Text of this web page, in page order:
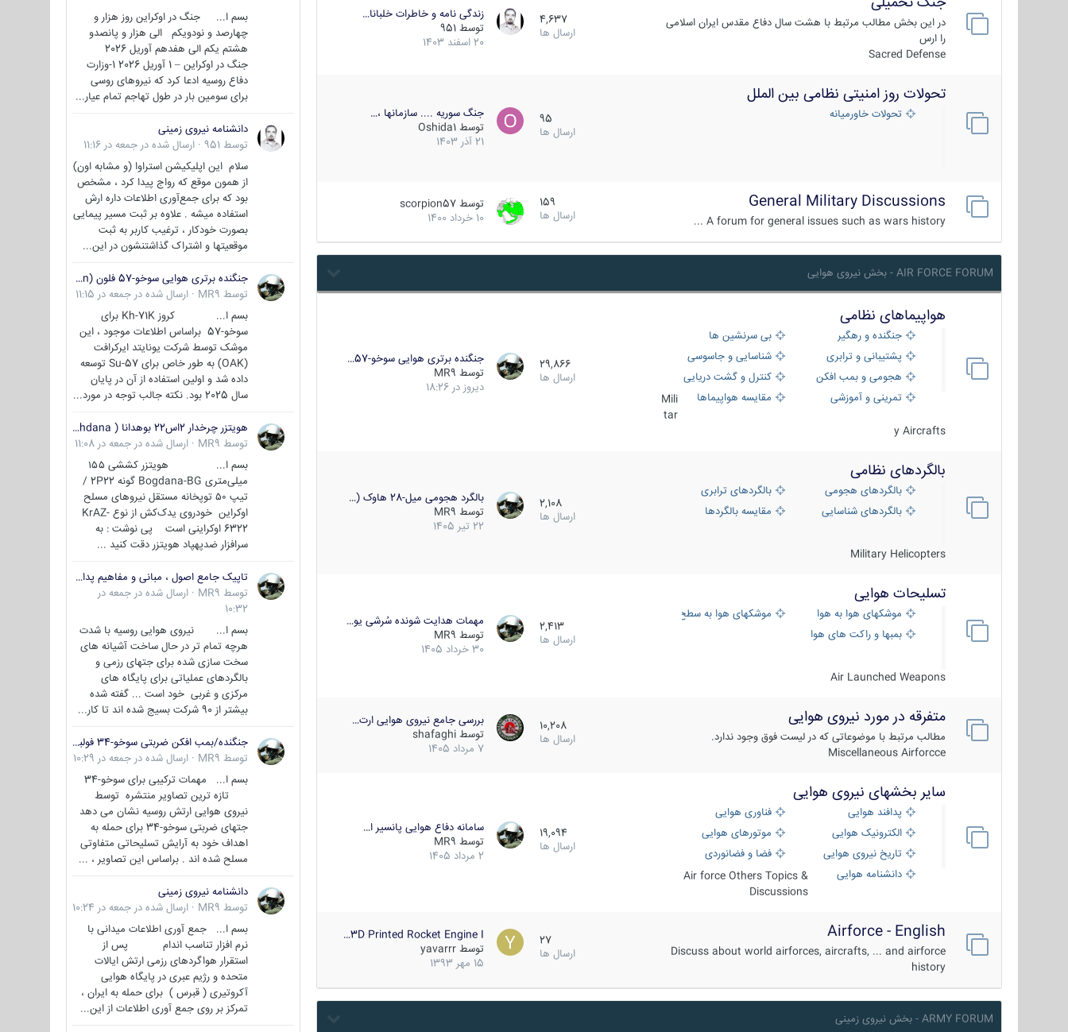
در این بخش مطالب مرتبط با هشت سال دفاع مقدس ایران اسلامی
را ارس
Sacred Defense
4,637
ارسال ها
زندگی نامه و خاطرات خلبانا…
توسط 951
20 اسفند 1403
تحولات روز امنیتی نظامی بین الملل
تحولات خاورمیانه
95
ارسال ها
جنگ سوریه .... سازمانها ،…
توسط Oshida1
21 آذر 1403
General Military Discussions
A forum for general issues such as wars history ...
159
ارسال ها
توسط scorpion57
10 خرداد 1400
AIR FORCE FORUM - بخش نیروی هوایی
هواپیماهای نظامی
جنگنده و رهگیر
بی سرنشین ها
پشتیبانی و ترابری
شناسایی و جاسوسی
هجومی و بمب افکن
کنترل و گشت دریایی
تمرینی و آموزشی
مقایسه هواپیماها
Mili
tar
y Aircrafts
29,866
ارسال ها
جنگنده برتری هوایی سوخو-57…
توسط MR9
دیروز در 18:26
بالگردهای نظامی
بالگردهای هجومی
بالگردهای ترابری
بالگردهای شناسایی
مقایسه بالگردها
Military Helicopters
2,108
ارسال ها
بالگرد هجومی میل-28 هاوک (…
توسط MR9
22 تیر 1405
تسلیحات هوایی
موشکهای هوا به هوا
موشکهای هوا به سطح
بمبها و راکت های هوایی
Air Launched Weapons
2,413
ارسال ها
مهمات هدایت شونده سُرشی یو…
توسط MR9
30 خرداد 1405
متفرقه در مورد نیروی هوایی
مطالب مرتبط با موضوعاتی که در لیست فوق وجود ندارد.
Miscellaneous Airforcce
10,208
ارسال ها
بررسی جامع نیروی هوایی ارت…
توسط shafaghi
7 مرداد 1405
سایر بخشهای نیروی هوایی
پدافند هوایی
فناوری هوایی
الکترونیک هوایی
موتورهای هوایی
تاریخ نیروی هوایی
فضا و فضانوردی
دانشنامه هوایی
Air force Others Topics &
Discussions
19,094
ارسال ها
سامانه دفاع هوایی پانسیر ا…
توسط MR9
2 مرداد 1405
Airforce - English
Discuss about world airforces, aircrafts, ... and airforce
history
27
ارسال ها
3D Printed Rocket Engine I…
توسط yavarrr
15 مهر 1393
ARMY FORUM - بخش نیروی زمینی
بسم ا... جنگ در اوکراین روز هزار و
چهارصد و نودویکم الی هزار و پانصدو
هشتم یکم الی هفدهم آوریل 2026
جنگ در اوکراین – 1 آوریل 2026 1-وزارت
دفاع روسیه ادعا کرد که نیروهای روسی
برای سومین بار در طول تهاجم تمام عیار...
دانشنامه نیروی زمینی
توسط 951
· ارسال شده در جمعه در 11:16
سلام این اپلیکیشن استراوا (و مشابه اون)
از همون موقع که رواج پیدا کرد ، مشخص
بود که برای جمع‌آوری اطلاعات داره ارش
استفاده میشه . علاوه بر ثبت مسیر پیمایی
بصورت خودکار ، ترغیب کاربر به ثبت
موقعیتها و اشتراک‌ گذاشتنشون در این...
جنگنده برتری هوایی سوخو-57 فلون (Su-57/Felon)
توسط MR9
· ارسال شده در جمعه در 11:15
بسم ا... کروز Kh-71K برای
سوخو-57 براساس اطلاعات موجود ، این
موشک توسط شرکت یونایتد ایرکرافت
(OAK) به طور خاص برای Su-57 توسعه
داده شد و اولین استفاده از آن در پایان
سال 2025 بود. نکته جالب توجه در مورد...
هویتزر چرخدار 2اس22 بوهدانا ( wheeled howitzer 2S22 Bohdana )
توسط MR9
· ارسال شده در جمعه در 11:08
بسم ا... هویتزر کششی ۱۵۵
میلی‌متری Bogdana-BG گونه 2P22 /
تیپ ۵۰ توپخانه مستقل نیروهای مسلح
اوکراین خودروی یدک‌کش از نوع KrAZ-
6322 اوکراینی است پی نوشت : به
سرافزار ضدپهپاد هویتزر دقت کنید ...
تاپیک جامع اصول ، مبانی و مفاهیم پدافند غیر عامل
توسط MR9
· ارسال شده در جمعه در
10:32
بسم ا... نیروی هوایی روسیه با شدت
هرچه تمام تر در حال ساخت آشیانه های
سخت سازی شده برای جتهای رزمی و
بالگردهای عملیاتی برای پایگاه های
مرکزی و غربی خود است ... گفته شده
بیشتر از 90 شرکت بسیج شده اند تا کار...
جنگنده/بمب افکن ضربتی سوخو-34 فولبک ( Sukhoi Su-34/Fullback)
توسط MR9
· ارسال شده در جمعه در 10:29
بسم ا... مهمات ترکیبی برای سوخو-34
تازه ترین تصاویر منتشره توسط
نیروی هوایی ارتش روسیه نشان می دهد
جتهای ضربتی سوخو-34 برای حمله به
اهداف خود به آرایش تسلیحاتی متفاوتی
مسلح شده اند . براساس این تصاویر ، ...
دانشنامه نیروی زمینی
توسط MR9
· ارسال شده در جمعه در 10:24
بسم ا... جمع آوری اطلاعات میدانی با
نرم افزار تناسب اندام پس از
استقرار هواگردهای رزمی ارتش ایالات
متحده و رژیم عبری در پایگاه هوایی
آکروتیری ( قبرس ) برای حمله به ایران ،
تمرکز بر روی جمع آوری اطلاعات از این...